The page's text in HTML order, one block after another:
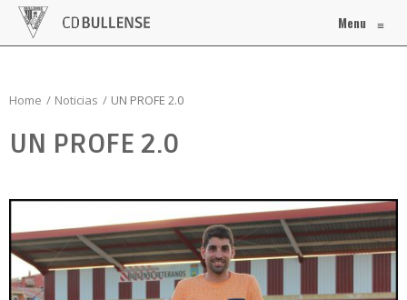
Menu ≡
Home Noticias UN PROFE 2.0
UN PROFE 2.0